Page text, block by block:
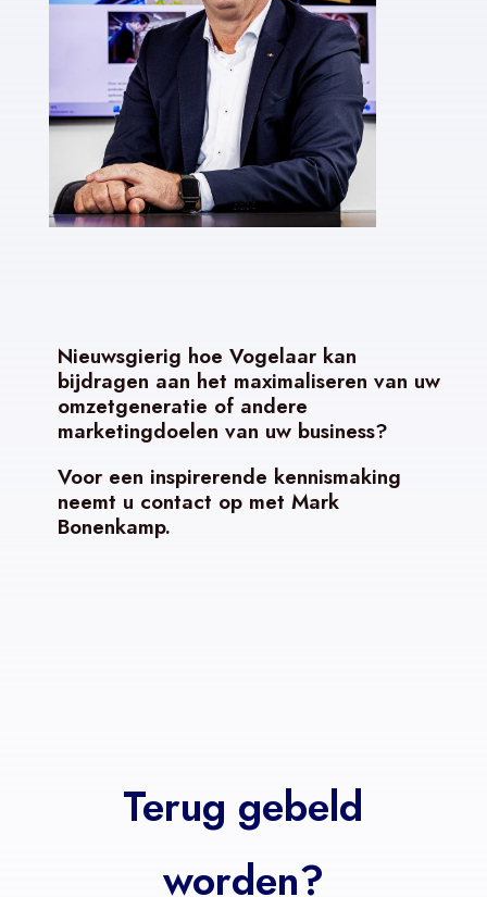
Nieuwsgierig hoe Vogelaar kan
bijdragen aan het maximaliseren van uw
omzetgeneratie of andere
marketingdoelen van uw business?
Voor een inspirerende kennismaking
neemt u contact op met Mark
Bonenkamp.
Terug gebeld
worden?